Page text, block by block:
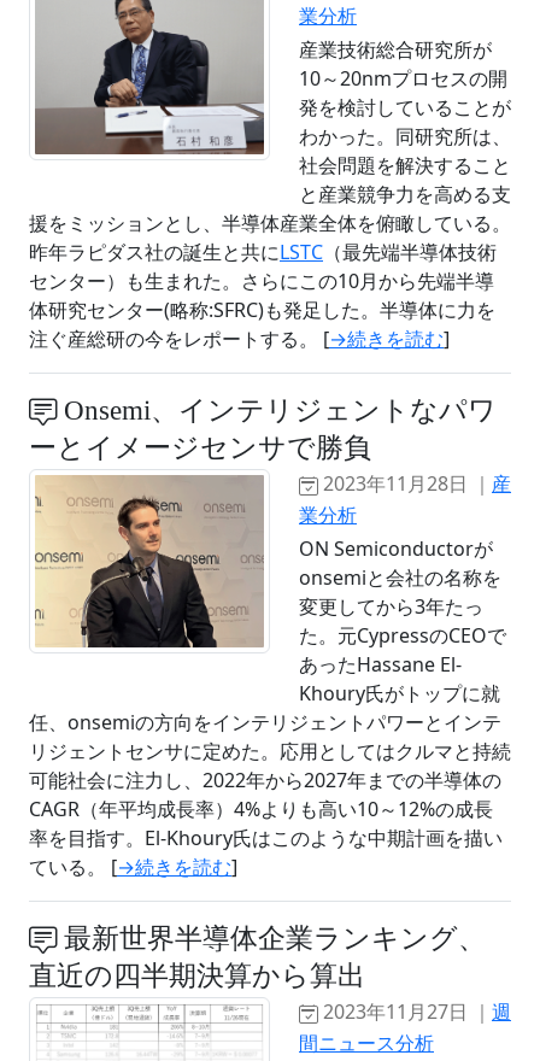
業分析
産業技術総合研究所が
10～20nmプロセスの開
発を検討していることが
わかった。同研究所は、
社会問題を解決すること
と産業競争力を高める支
援をミッションとし、半導体産業全体を俯瞰している。
昨年ラピダス社の誕生と共にLSTC （最先端半導体技術
センター）も生まれた。さらにこの10月から先端半導
体研究センター(略称:SFRC)も発足した。半導体に力を
注ぐ産総研の今をレポートする。 [→続きを読む]
Onsemi、インテリジェントなパワ
ーとイメージセンサで勝負
2023年11月28日 ｜ 産
業分析
ON Semiconductorが
onsemiと会社の名称を
変更してから3年たっ
た。元CypressのCEOで
あったHassane El-
Khoury氏がトップに就
任、onsemiの方向をインテリジェントパワーとインテ
リジェントセンサに定めた。応用としてはクルマと持続
可能社会に注力し、2022年から2027年までの半導体の
CAGR（年平均成長率）4%よりも高い10～12%の成長
率を目指す。El-Khoury氏はこのような中期計画を描い
ている。 [→続きを読む]
最新世界半導体企業ランキング、
直近の四半期決算から算出
2023年11月27日 ｜ 週
間ニュース分析